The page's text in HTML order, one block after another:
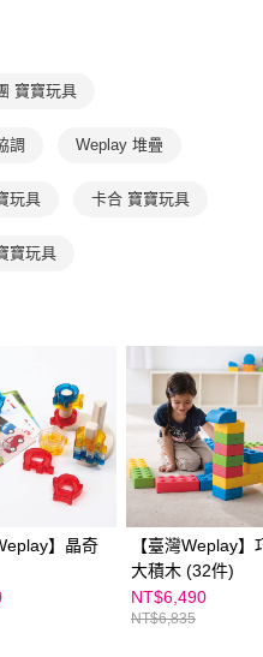
條碼／台灣大直營門市／銀行轉
繳費。
」（以下簡稱本公司）所提供，讓
公司帳單繳交帳款。
之確認、核對及更正。
後，將跳轉至「AFTEE先享後付」
簡訊。
方視為交易完成。
費，但若您需要取消訂單，請聯絡
關疑問，請聯繫「AFTEE先享後付
support/home
「AFTEE先享後付」服務完成之交
料，並將交易相關給付款項請求債
網址：
人或監護人之同意方可使用
引起之損失，本公司不負相關責
個別帳號之用戶狀況，依本公司即
不足之情形，本公司將視審查結果
訊註冊。若發現惡意使用之情形，
之使用額度並採取法律行動。
寶寶玩具
調 Weplay 堆疊
玩具 卡合 寶寶玩具
寶玩具
】晶奇
【臺灣Weplay】
大積木 (32件)
NT$6,490
NT$6,835